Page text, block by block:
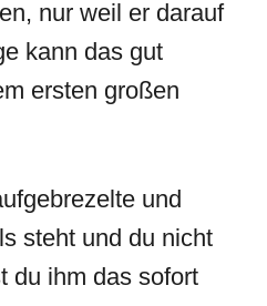
nur weil er darauf
kann das gut
ersten großen
und
steht und du nicht
du ihm das sofort